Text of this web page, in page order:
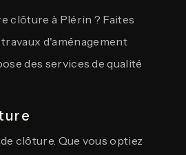
clôture à Plérin ? Faites
d'aménagement
des services de qualité
clôture. Que vous optiez